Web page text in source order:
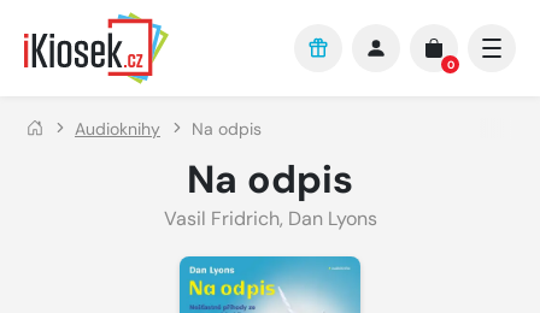
Přejít na hlavní obsah
0
Audioknihy Na odpis
Na odpis
Vasil Fridrich, Dan Lyons